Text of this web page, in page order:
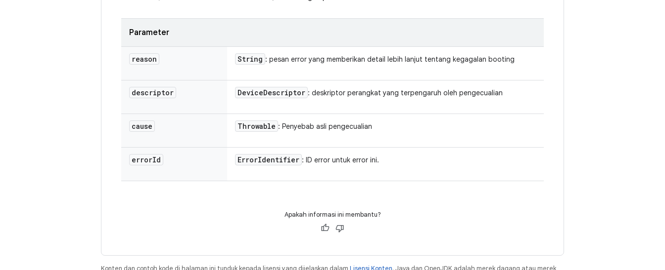
Parameter
reason String : pesan error yang memberikan detail lebih lanjut tentang kegagalan booting
descriptor DeviceDescriptor : deskriptor perangkat yang terpengaruh oleh pengecualian
cause Throwable : Penyebab asli pengecualian
errorId ErrorIdentifier : ID error untuk error ini.
Apakah informasi ini membantu?
Konten dan contoh kode di halaman ini tunduk kepada lisensi yang dijelaskan dalam Lisensi Konten. Java dan OpenJDK adalah merek dagang atau merek